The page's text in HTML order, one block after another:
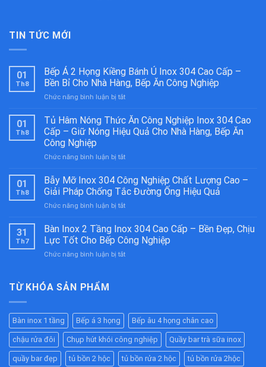
TIN TỨC MỚI
01
Th8
Bếp Á 2 Họng Kiềng Bánh Ú Inox 304 Cao Cấp –
Bền Bỉ Cho Nhà Hàng, Bếp Ăn Công Nghiệp
Chức năng bình luận bị tắtở
Á
2
Họng
Bánh
Inox
304
Cấp
Bền
Bỉ
Nhà
01
Th8
Tủ Hâm Nóng Thức Ăn Công Nghiệp Inox 304 Cao
Cấp – Giữ Nóng Hiệu Quả Cho Nhà Hàng, Bếp Ăn
Công Nghiệp
Chức năng bình luận bị tắtở
Hâm
Nóng
Thức
Ăn
Nghiệp
Inox
304
Cao
Quả
Cho
Nhà
Hàng,
Bếp
01
Th8
Bẫy Mỡ Inox 304 Công Nghiệp Chất Lượng Cao –
Giải Pháp Chống Tắc Đường Ống Hiệu Quả
Chức năng bình luận bị tắtở
Mỡ
Inox
304
Công
Giải
Pháp
Chống
Tắc
Đường
31
Th7
Bàn Inox 2 Tầng Inox 304 Cao Cấp – Bền Đẹp, Chịu
Lực Tốt Cho Bếp Công Nghiệp
Chức năng bình luận bị tắtở
304
Cao
Cấp
–
Bền
Đẹp,
TỪ KHÓA SẢN PHẨM
Bàn inox 1 tầng Bếp á 3 họng Bếp âu 4 họng chân cao
chậu rửa đôi Chụp hút khói công nghiệp Quầy bar trà sữa inox
quầy bar đẹp tủ bồn 2 hộc tủ bồn rửa 2 hộc tủ bồn rửa 2hộc